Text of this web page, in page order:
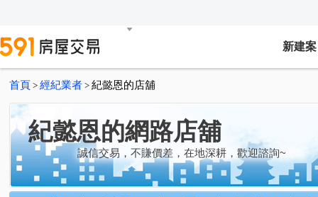
新建案
首頁 > 經紀業者 > 紀懿恩的店舖
紀懿恩的網路店舖
誠信交易，不賺價差，在地深耕，歡迎諮詢~